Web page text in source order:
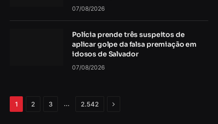
07/08/2026
Polícia prende três suspeitos de
aplicar golpe da falsa premiação em
idosos de Salvador
07/08/2026
1 2 3 … 2.542 Próximo